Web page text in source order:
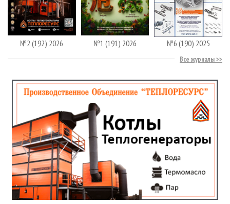
№2 (192) 2026 №1 (191) 2026 №6 (190) 2025
Все журналы